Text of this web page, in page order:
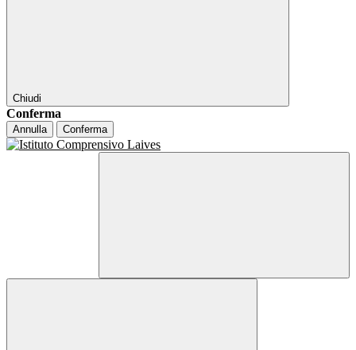
Chiudi
Conferma
Annulla Conferma